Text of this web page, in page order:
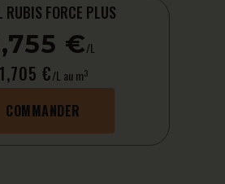
RUBIS FORCE PLUS
€/L
1,705 €/L au m3
COMMANDER